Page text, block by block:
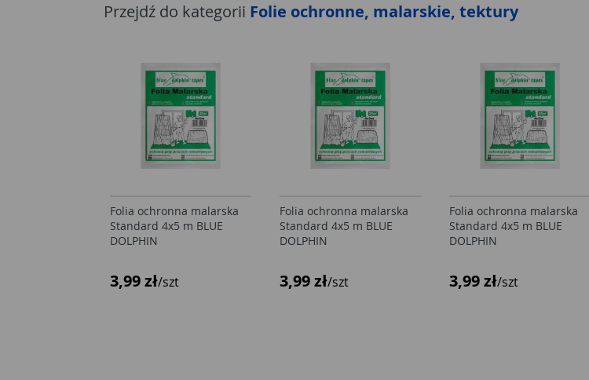
Przejdź do kategorii Folie ochronne, malarskie, tektury
Folia ochronna malarska
Standard 4x5 m BLUE
DOLPHIN
3,99 zł/szt
Folia ochronna malarska
Standard 4x5 m BLUE
DOLPHIN
3,99 zł/szt
Folia ochronna malarska
Standard 4x5 m BLUE
DOLPHIN
3,99 zł/szt